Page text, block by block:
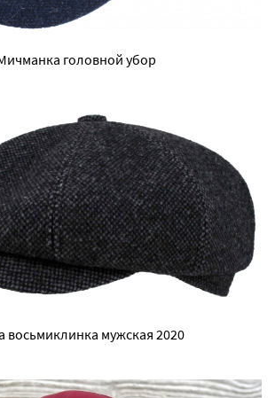
головной убор
восьмиклинка мужская 2020